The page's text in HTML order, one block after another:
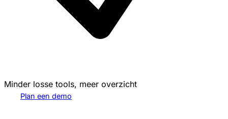
Minder losse tools, meer overzicht
Plan een demo